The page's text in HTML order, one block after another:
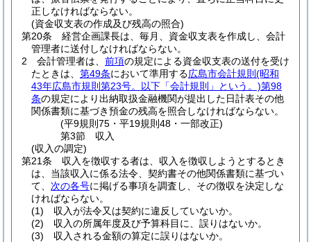
正しなければならない。
(資金収支表の作成及び残高の照合)
第20条
経営企画課長は、毎月、資金収支表を作成し、会計
管理者に送付しなければならない。
2
会計管理者は、 前項の規定による資金収支表の送付を受け
たときは、 第49条において準用する広島市会計規則 (昭和
43年広島市規則第23号。以下「会計規則」という。)第98
条の規定により出納取扱金融機関が提出した日計表その他
関係書類に基づき預金の残高を照合しなければならない。
(平9規則75・平19規則48・一部改正)
第3節
収入
(収入の調定)
第21条
収入を徴収する者は、収入を徴収しようとするとき
は、当該収入に係る法令、契約書その他関係書類に基づい
て、 次の各号に掲げる事項を調査し、その徴収を決定しな
ければならない。
(1)
収入が法令又は契約に違反していないか。
(2)
収入の所属年度及び予算科目に、誤りはないか。
(3)
収入される金額の算定に誤りはないか。